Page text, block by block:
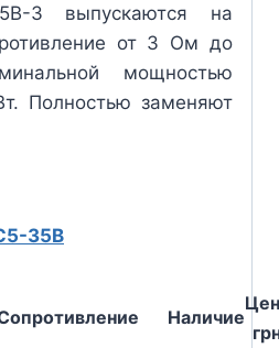
3 выпускаются на
от 3 Ом до
мощностью
Полностью заменяют
35В
Наличие